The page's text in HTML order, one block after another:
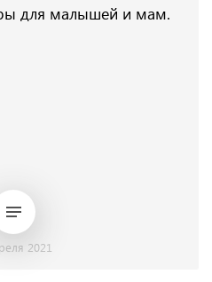
для малышей и мам.
2021